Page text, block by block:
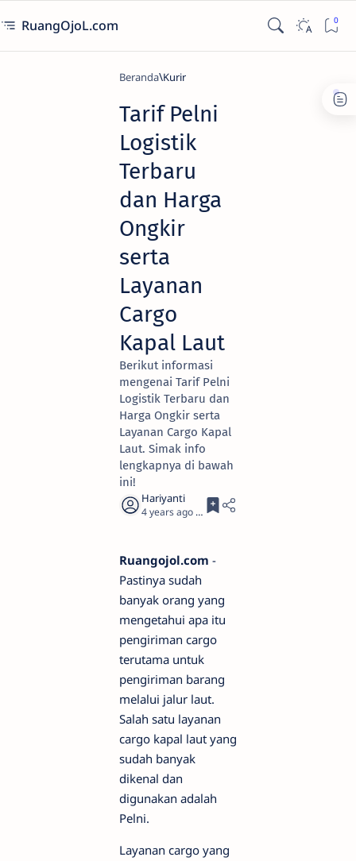
RuangOjoL.com
Beranda Kurir
Tarif Pelni
Logistik
Terbaru
dan Harga
Ongkir
serta
Layanan
Cargo
Kapal Laut
Berikut informasi
mengenai Tarif Pelni
Logistik Terbaru dan
Harga Ongkir serta
Layanan Cargo Kapal
Laut. Simak info
lengkapnya di bawah
ini!
4 years ago 2
Ruangojol.com -
Pastinya sudah
banyak orang yang
mengetahui apa itu
pengiriman cargo
terutama untuk
pengiriman barang
melalui jalur laut.
Salah satu layanan
cargo kapal laut yang
sudah banyak
dikenal dan
digunakan adalah
Pelni.
Layanan cargo yang